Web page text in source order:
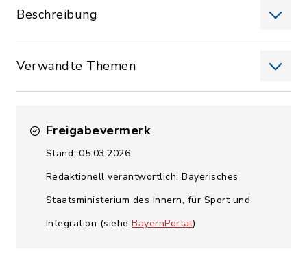
Beschreibung
Verwandte Themen
Freigabevermerk
Stand: 05.03.2026
Redaktionell verantwortlich: Bayerisches
Staatsministerium des Innern, für Sport und
Integration (siehe BayernPortal)